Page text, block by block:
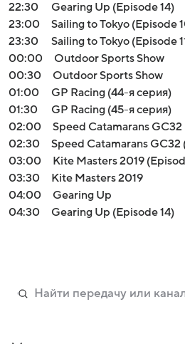
22:30
Gearing Up (Episode 14)
23:00
Sailing to Tokyo (Episode
23:30
Sailing to Tokyo (Episode
00:00
Outdoor Sports Show
00:30
Outdoor Sports Show
01:00
GP Racing (44-я серия)
01:30
GP Racing (45-я серия)
02:00
Speed Catamarans GC32
02:30
Speed Catamarans GC32
03:00
Kite Masters 2019
03:30
Kite Masters 2019
04:00
Gearing Up
04:30
Gearing Up (Episode 14)